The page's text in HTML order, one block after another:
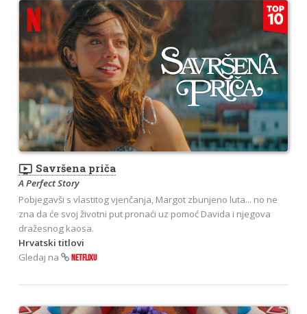
ondemand_video Savršena priča
A Perfect Story
Pobjegavši s vlastitog vjenčanja, Margot zbunjeno luta... no ne
zna da će svoj životni put pronaći uz pomoć Davida i njegova
dražesnog kaosa.
Hrvatski titlovi
Gledaj na
NETFLIXU